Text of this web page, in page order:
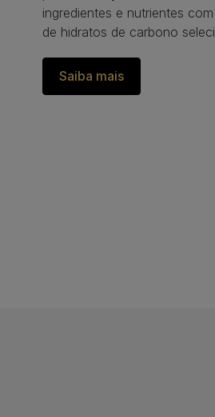
ingredientes e nutrientes
de hidratos de carbono
Saiba mais